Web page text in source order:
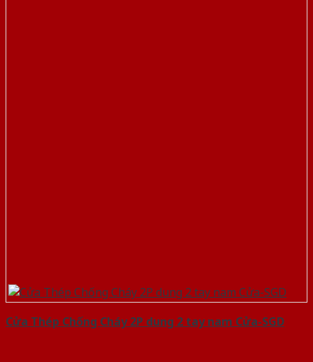
Cửa Thép Chống Cháy 2P dung 2 tay nam Cửa-SGD